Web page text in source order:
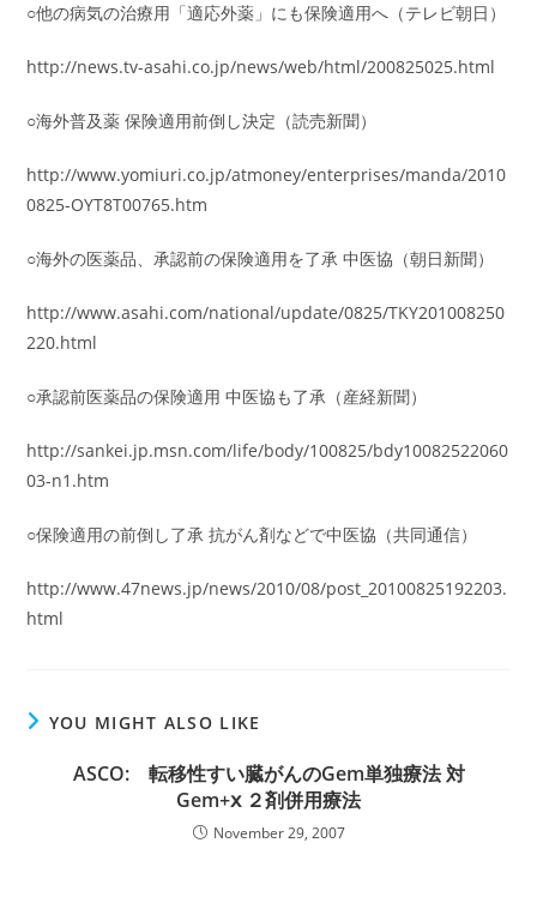
○他の病気の治療用「適応外薬」にも保険適用へ（テレビ朝日）
http://news.tv-asahi.co.jp/news/web/html/200825025.html
○海外普及薬 保険適用前倒し決定（読売新聞）
http://www.yomiuri.co.jp/atmoney/enterprises/manda/2010
0825-OYT8T00765.htm
○海外の医薬品、承認前の保険適用を了承 中医協（朝日新聞）
http://www.asahi.com/national/update/0825/TKY201008250
220.html
○承認前医薬品の保険適用 中医協も了承（産経新聞）
http://sankei.jp.msn.com/life/body/100825/bdy10082522060
03-n1.htm
○保険適用の前倒し了承 抗がん剤などで中医協（共同通信）
http://www.47news.jp/news/2010/08/post_20100825192203.
html
YOU MIGHT ALSO LIKE
ASCO: 転移性すい臓がんのGem単独療法 対
Gem+ⅹ ２剤併用療法
November 29, 2007